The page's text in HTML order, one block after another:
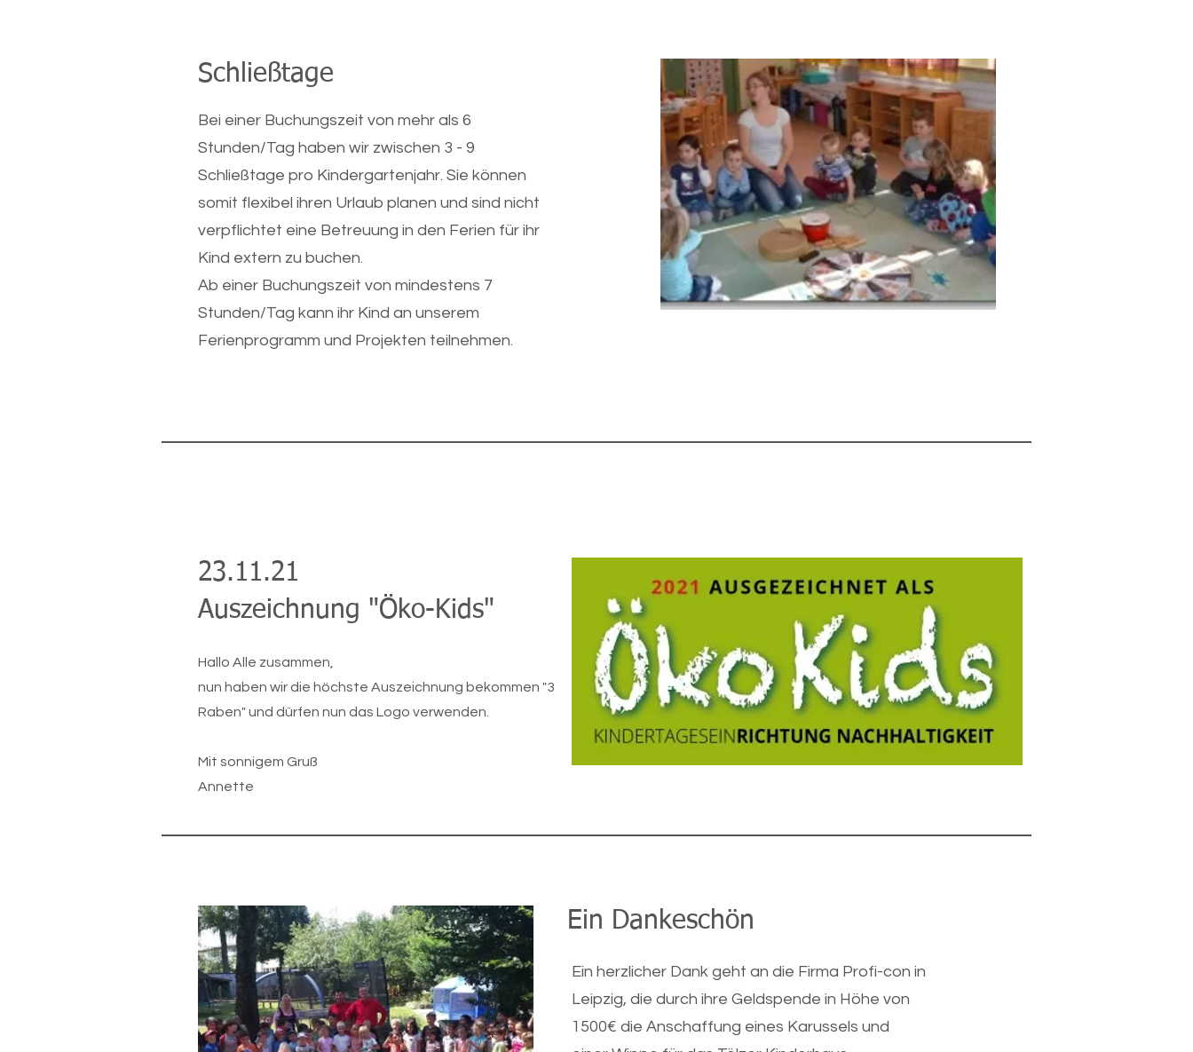
Schließtage
Bei einer Buchungszeit von mehr als 6
Stunden/Tag haben wir zwischen 3 - 9
Schließtage pro Kindergartenjahr. Sie können
somit flexibel ihren Urlaub planen und sind nicht
verpflichtet eine Betreuung in den Ferien für ihr
Kind extern zu buchen.
Ab einer Buchungszeit von mindestens 7
Stunden/Tag kann ihr Kind an unserem
Ferienprogramm und Projekten teilnehmen.
23.11.21
Auszeichnung "Öko-Kids"
Hallo Alle zusammen,
nun haben wir die höchste Auszeichnung bekommen "3
Raben" und dürfen nun das Logo verwenden.
Mit sonnigem Gruß
Annette
Ein Dankeschön
Ein herzlicher Dank geht an die Firma Profi-con in
Leipzig, die durch ihre Geldspende in Höhe von
1500€ die Anschaffung eines Karussels und